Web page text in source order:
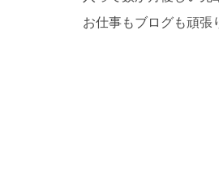
お仕事もブログも頑張